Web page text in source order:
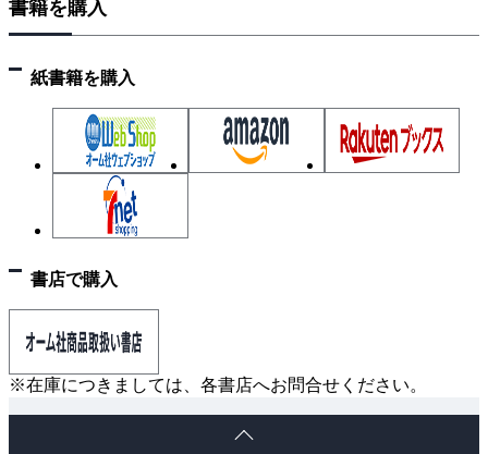
[2] 加工
[3] 合金
[4] 結晶粒界
[1] 銅とその合金
[2] アルミニウムとアルミニウム合金
[3] 電線とケーブル
2.3 特殊導電体材料について学ぼう
[2] ヒューズおよびろう付け材料
2.4 超電導体材料について学ぼう
[1] 超電導現象
[2] 金属系超電導体材料
2.5 導電性高分子材料について学ぼう
書籍を購入
紙書籍を購入
書店で購入
※在庫につきましては、各書店へお問合せください。